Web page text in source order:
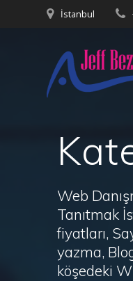
İstanbul
Web
Tanıtmak
fiyatları,
yazma,
köşedeki